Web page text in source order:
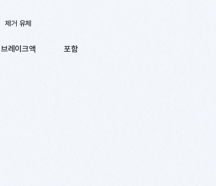
제거 유체
브레이크액 포함